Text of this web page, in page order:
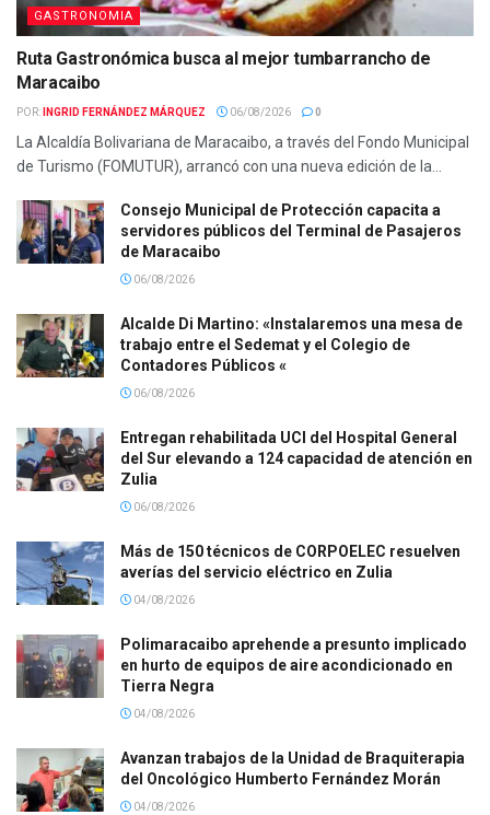
GASTRONOMIA
Ruta Gastronómica busca al mejor tumbarrancho de
Maracaibo
POR: INGRID FERNÁNDEZ MÁRQUEZ 06/08/2026 0
La Alcaldía Bolivariana de Maracaibo, a través del Fondo Municipal
de Turismo (FOMUTUR), arrancó con una nueva edición de la...
Consejo Municipal de Protección capacita a
servidores públicos del Terminal de Pasajeros
de Maracaibo
06/08/2026
Alcalde Di Martino: «Instalaremos una mesa de
trabajo entre el Sedemat y el Colegio de
Contadores Públicos «
06/08/2026
Entregan rehabilitada UCI del Hospital General
del Sur elevando a 124 capacidad de atención en
Zulia
06/08/2026
Más de 150 técnicos de CORPOELEC resuelven
averías del servicio eléctrico en Zulia
04/08/2026
Polimaracaibo aprehende a presunto implicado
en hurto de equipos de aire acondicionado en
Tierra Negra
04/08/2026
Avanzan trabajos de la Unidad de Braquiterapia
del Oncológico Humberto Fernández Morán
04/08/2026